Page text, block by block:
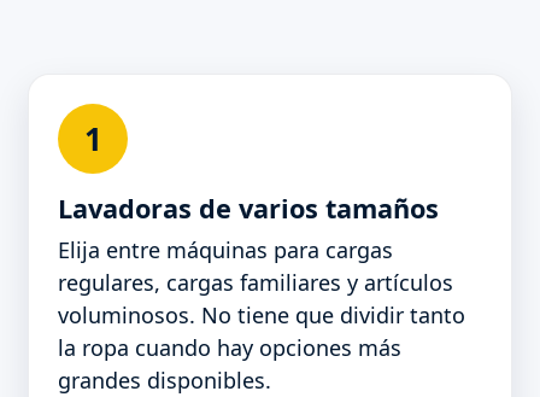
1
Lavadoras de varios tamaños
Elija entre máquinas para cargas
regulares, cargas familiares y artículos
voluminosos. No tiene que dividir tanto
la ropa cuando hay opciones más
grandes disponibles.